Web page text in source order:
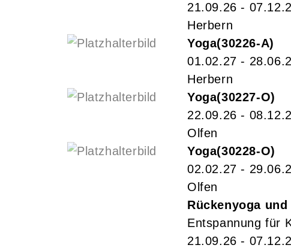
21.09.26 -
Herbern
Yoga 30226-A
01.02.27 -
Herbern
Yoga 30227-O
22.09.26 -
Olfen
Yoga 30228-O
02.02.27 -
Olfen
Rückenyoga und
Entspannung für
21.09.26 -